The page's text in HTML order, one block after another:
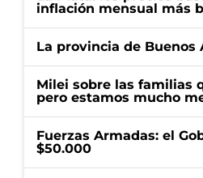
inflación mensual más
La provincia de Buenos
Milei sobre las familias
pero estamos mucho
Fuerzas Armadas: el
$50.000